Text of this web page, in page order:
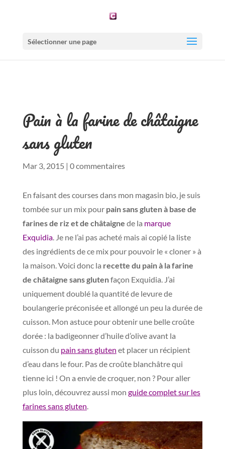
Sélectionner une page
Pain à la farine de châtaigne
sans gluten
Mar 3, 2015 | 0 commentaires
En faisant des courses dans mon magasin bio, je suis
tombée sur un mix pour pain sans gluten à base de
farines de riz et de châtaigne de la marque
Exquidia. Je ne l’ai pas acheté mais ai copié la liste
des ingrédients de ce mix pour pouvoir le « cloner » à
la maison. Voici donc la recette du pain à la farine
de châtaigne sans glutenfaçon Exquidia. J’ai
uniquement doublé la quantité de levure de
boulangerie préconisée et allongé un peu la durée de
cuisson. Mon astuce pour obtenir une belle croûte
dorée : la badigeonner d’huile d’olive avant la
cuisson du pain sans gluten et placer un récipient
d’eau dans le four. Pas de croûte blanchâtre qui
tienne ici ! On a envie de croquer, non ? Pour aller
plus loin, découvrez aussi mon guide complet sur les
farines sans gluten.